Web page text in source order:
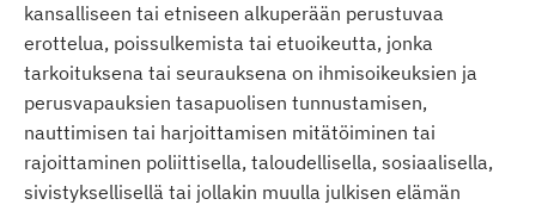
kansalliseen tai etniseen alkuperään perustuvaa
erottelua, poissulkemista tai etuoikeutta, jonka
tarkoituksena tai seurauksena on ihmisoikeuksien ja
perusvapauksien tasapuolisen tunnustamisen,
nauttimisen tai harjoittamisen mitätöiminen tai
rajoittaminen poliittisella, taloudellisella, sosiaalisella,
sivistyksellisellä tai jollakin muulla julkisen elämän